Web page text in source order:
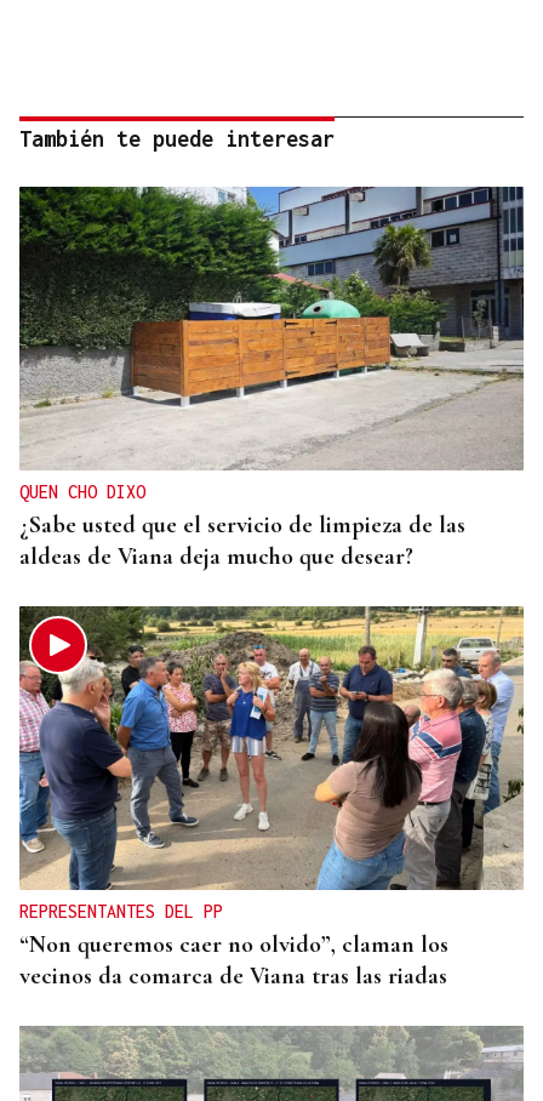
También te puede interesar
QUEN CHO DIXO
¿Sabe usted que el servicio de limpieza de las
aldeas de Viana deja mucho que desear?
REPRESENTANTES DEL PP
“Non queremos caer no olvido”, claman los
vecinos da comarca de Viana tras las riadas